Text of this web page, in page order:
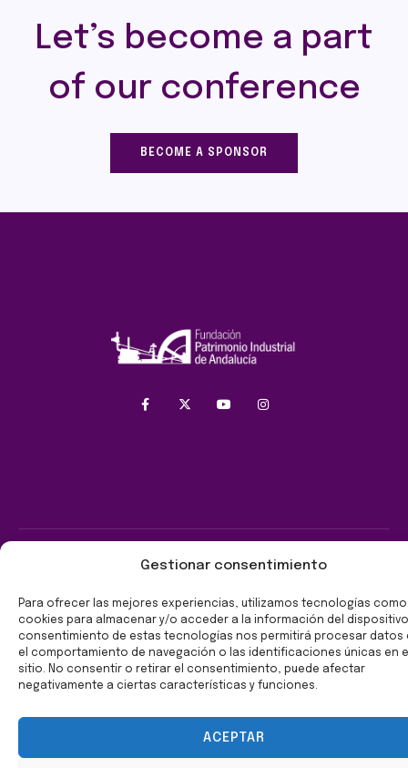
Gestionar consentimiento
Para ofrecer las mejores experiencias, utilizamos tecnologías como
cookies para almacenar y/o acceder a la información del
consentimiento de estas tecnologías nos permitirá procesar datos
el comportamiento de navegación o las identificaciones únicas en
sitio. No consentir o retirar el consentimiento, puede afectar
negativamente a ciertas características y funciones.
ACEPTAR
Let’s become a part
of our conference
BECOME A SPONSOR
Andalucía.
Politica de Cookies Política de privacidad